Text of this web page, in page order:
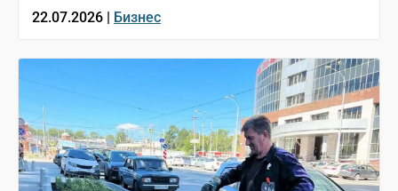
22.07.2026 | Бизнес